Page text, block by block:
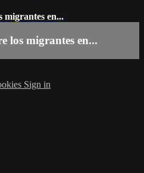
migrantes en...
los migrantes en...
Sign in